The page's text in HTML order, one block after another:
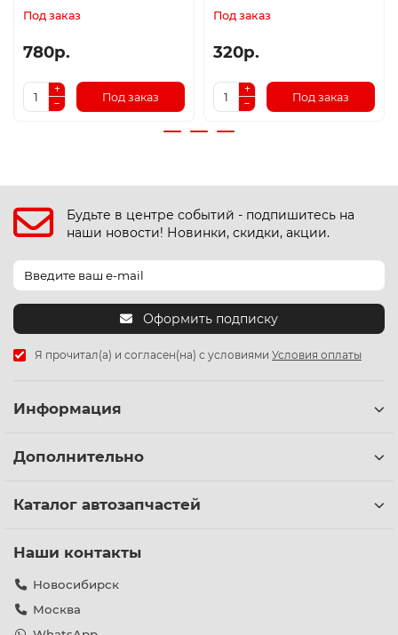
Под заказ
780р.
Под заказ
Под заказ
320р.
Под заказ
Будьте в центре событий - подпишитесь на
наши новости! Новинки, скидки, акции.
Оформить подписку
Я прочитал(а) и согласен(на) с условиями Условия оплаты
Информация
Дополнительно
Каталог автозапчастей
Наши контакты
Новосибирск
Москва